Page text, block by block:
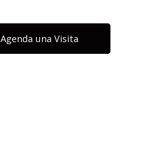
Agenda una Visita